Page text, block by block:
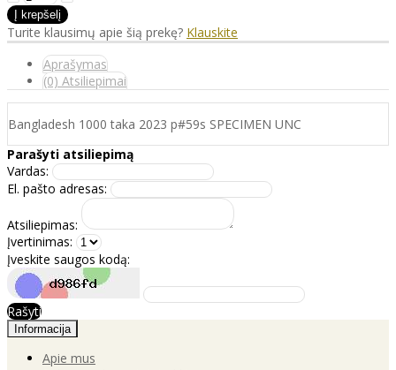
Turite klausimų apie šią prekę? Klauskite
Aprašymas
(0) Atsiliepimai
Bangladesh 1000 taka 2023 p#59s SPECIMEN UNC
Parašyti atsiliepimą
Vardas:
El. pašto adresas:
Atsiliepimas:
Įvertinimas:
Įveskite saugos kodą:
Rašyti
Informacija
Apie mus